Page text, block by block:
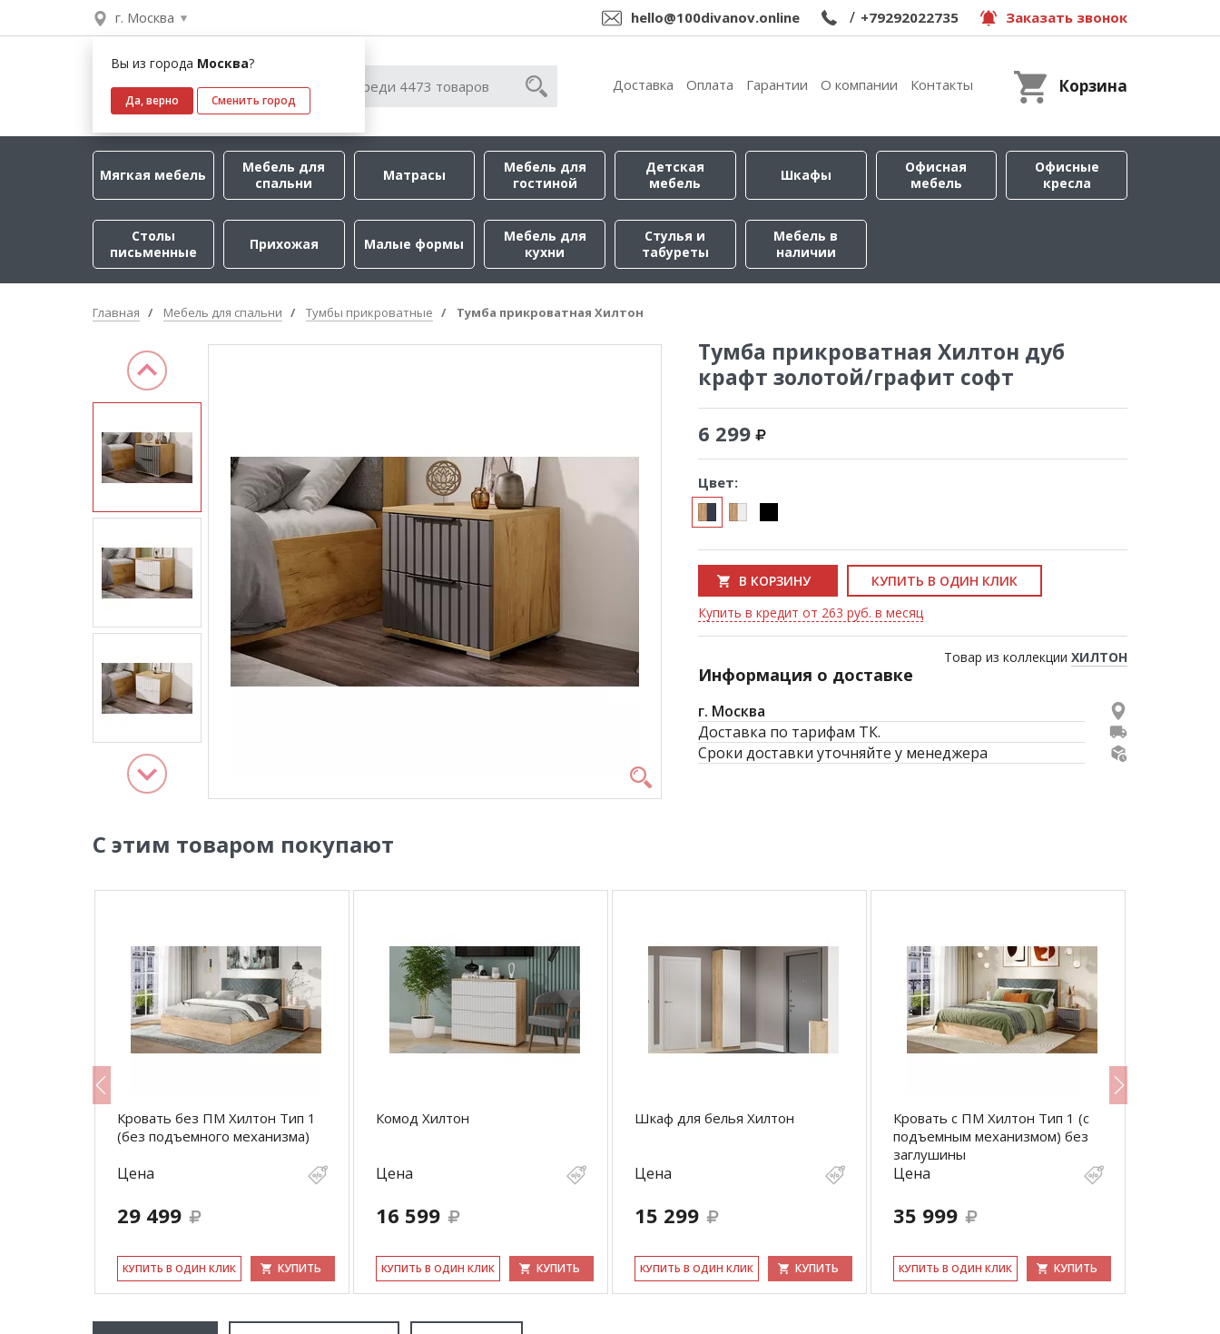
г. Москва
Вы из города Москва?
Да, верно Сменить город
hello@100divanov.online / +79292022735 Заказать звонок
Доставка Оплата Гарантии О компании Контакты Корзина
Мягкая мебель
Мебель для
спальни
Матрасы
Мебель для
гостиной
Детская
мебель
Шкафы
Офисная
мебель
Офисные
кресла
Столы
письменные
Прихожая Малые формы
Мебель для
кухни
Стулья и
табуреты
Мебель в
наличии
Главная Мебель для спальни Тумбы прикроватные Тумба прикроватная Хилтон
Тумба прикроватная Хилтон дуб
крафт золотой/графит софт
6 299
Цвет:
В КОРЗИНУ
КУПИТЬ В ОДИН КЛИК
Купить в кредит от 263 руб. в месяц
Товар из коллекции ХИЛТОН
Информация о доставке
г. Москва
Доставка по тарифам ТК.
Сроки доставки уточняйте у менеджера
С этим товаром покупают
Кровать без ПМ Хилтон Тип 1
(без подъемного механизма)
Цена
29 499
КУ­ПИТЬ В ОДИН КЛИК КУПИТЬ
Комод Хилтон
Цена
16 599
КУ­ПИТЬ В ОДИН КЛИК КУПИТЬ
Шкаф для белья Хилтон
Цена
15 299
КУ­ПИТЬ В ОДИН КЛИК КУПИТЬ
Кровать с ПМ Хилтон Тип 1 (с
подъемным механизмом) без
заглушины
Цена
35 999
КУ­ПИТЬ В ОДИН КЛИК КУПИТЬ